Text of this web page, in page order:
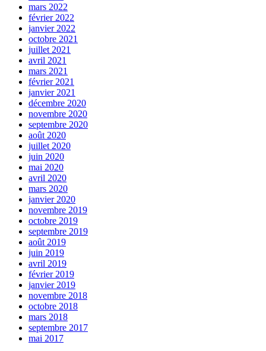
mars 2022
février 2022
janvier 2022
octobre 2021
juillet 2021
avril 2021
mars 2021
février 2021
janvier 2021
décembre 2020
novembre 2020
septembre 2020
août 2020
juillet 2020
juin 2020
mai 2020
avril 2020
mars 2020
janvier 2020
novembre 2019
octobre 2019
septembre 2019
août 2019
juin 2019
avril 2019
février 2019
janvier 2019
novembre 2018
octobre 2018
mars 2018
septembre 2017
mai 2017